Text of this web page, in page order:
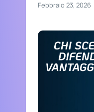
Febbraio 23, 2026